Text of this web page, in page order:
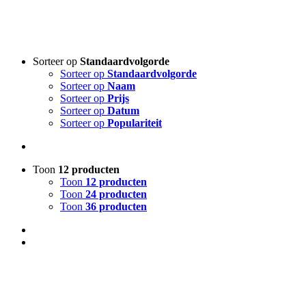
Sorteer op Standaardvolgorde
Sorteer op Standaardvolgorde
Sorteer op Naam
Sorteer op Prijs
Sorteer op Datum
Sorteer op Populariteit
Toon 12 producten
Toon 12 producten
Toon 24 producten
Toon 36 producten